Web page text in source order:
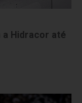
Hidracor até